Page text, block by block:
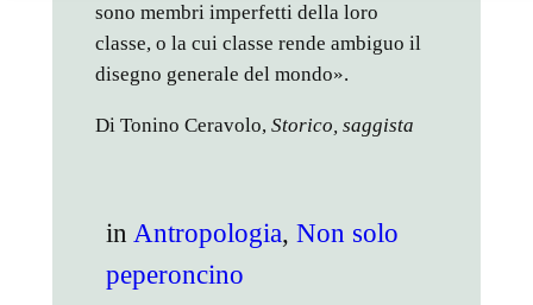
sono membri imperfetti della loro
classe, o la cui classe rende ambiguo il
disegno generale del mondo».
Di Tonino Ceravolo, Storico, saggista
in Antropologia, Non solo
peperoncino